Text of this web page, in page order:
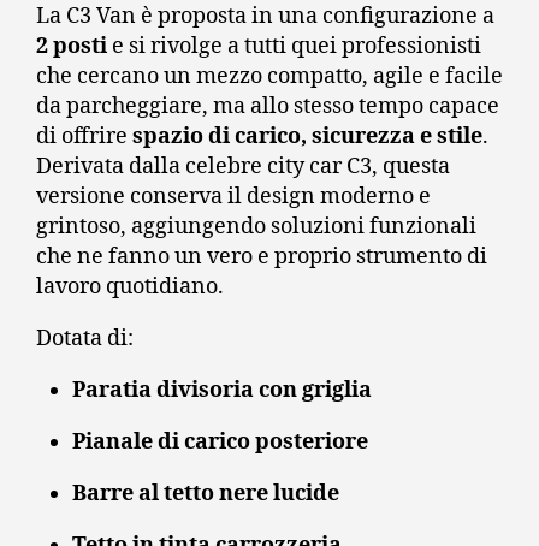
La C3 Van è proposta in una configurazione a
2 posti e si rivolge a tutti quei professionisti
che cercano un mezzo compatto, agile e facile
da parcheggiare, ma allo stesso tempo capace
di offrire spazio di carico, sicurezza e stile.
Derivata dalla celebre city car C3, questa
versione conserva il design moderno e
grintoso, aggiungendo soluzioni funzionali
che ne fanno un vero e proprio strumento di
lavoro quotidiano.
Dotata di:
Paratia divisoria con griglia
Pianale di carico posteriore
Barre al tetto nere lucide